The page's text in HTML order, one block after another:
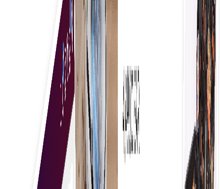
Volle Sichtbarkeit
Eine effektive Verwaltung und Kontrolle der
Unternehmensausgaben verbessert die Einhaltung
des Budgets, zeigt Möglichkeiten zur
Kosteneinsparung auf und fördert die strategische
Entscheidungsfindung für nachhaltiges Wachstum.
Konsistente Geschäftsregeln
Sie sorgen für eine einheitliche Entscheidungsfindung,
verbessern die Einhaltung von Vorschriften und
rationalisieren Prozesse, was zu mehr Effizienz und
weniger Fehlern führt.